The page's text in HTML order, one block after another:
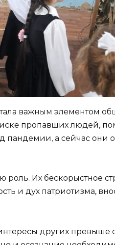
важным элементом
пропавших людей,
пандемии, а сейчас они
Их бескорыстное
и дух патриотизма,
других превыше